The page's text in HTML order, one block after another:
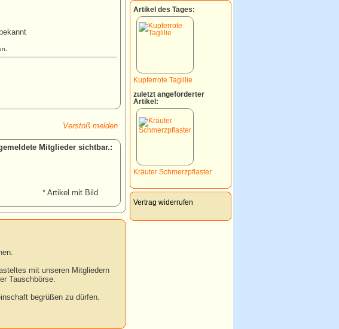
Verstoß melden
:
* Artikel mit Bild
mit unseren Mitgliedern
Tauschbörse.
begrüßen zu dürfen.
Artikel des Tages:
Kupferrote Taglilie
zuletzt angeforderter
Artikel:
Kräuter Schmerzpflaster
Vertrag widerrufen